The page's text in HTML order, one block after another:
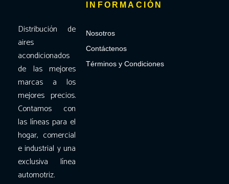
Distribución de
aires
acondicionados
de las mejores
marcas a los
mejores precios.
Contamos con
las líneas para el
hogar, comercial
e industrial y una
exclusiva línea
automotriz.
INFORMACIÓN
Nosotros
Contáctenos
Términos y Condiciones